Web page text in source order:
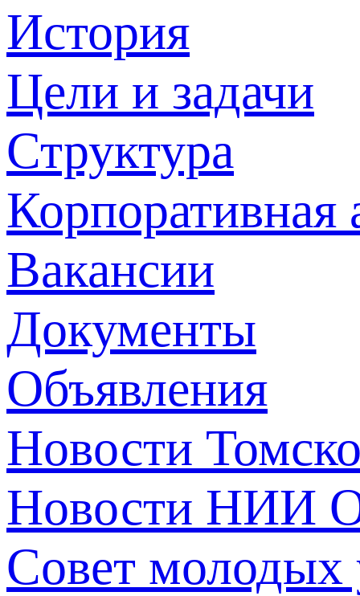
История
Цели и задачи
Структура
Корпоративная
Вакансии
Документы
Объявления
Новости
Новости НИИ
Совет молодых